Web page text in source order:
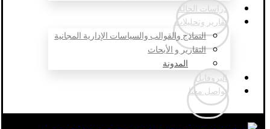
دراسات الحالة
تقارير وتحليلات
النماذج والقوالب والسياسات الإدارية المجانية
التقارير و الأبحاث
المدونة
البروفايل
تواصل معنا